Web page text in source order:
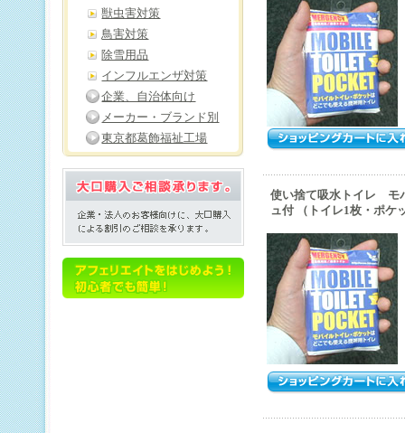
使い捨て吸水トイレ モ
ュ付 （トイレ1枚・ポケ
獣虫害対策
鳥害対策
除雪用品
インフルエンザ対策
企業、自治体向け
メーカー・ブランド別
東京都葛飾福祉工場